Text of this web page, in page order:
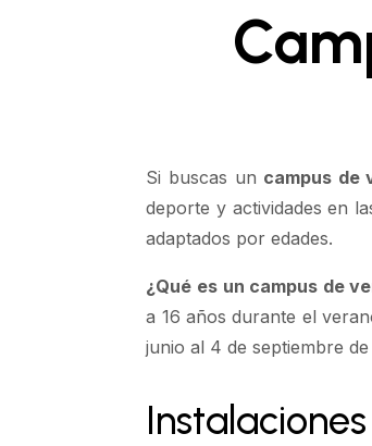
Si buscas un campus de
deporte y actividades en
adaptados por edades.
¿Qué es un campus de
a 16 años durante el
junio al 4 de septiembre de